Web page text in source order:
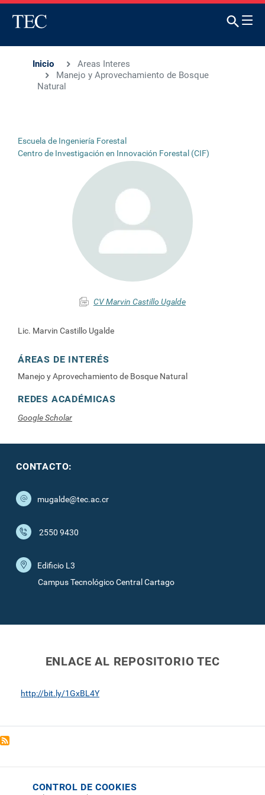
Inicio
Areas Interes
Manejo y Aprovechamiento de Bosque
Natural
Escuela de Ingeniería Forestal
Centro de Investigación en Innovación Forestal (CIF)
CV Marvin Castillo Ugalde
Lic. Marvin Castillo Ugalde
ÁREAS DE INTERÉS
Manejo y Aprovechamiento de Bosque Natural
REDES ACADÉMICAS
Google Scholar
CONTACTO:
mugalde@tec.ac.cr
2550 9430
Edificio L3
Campus Tecnológico Central Cartago
ENLACE AL REPOSITORIO TEC
http://bit.ly/1GxBL4Y
CONTROL DE COOKIES